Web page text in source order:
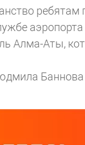
Алма-Аты,
Баннова